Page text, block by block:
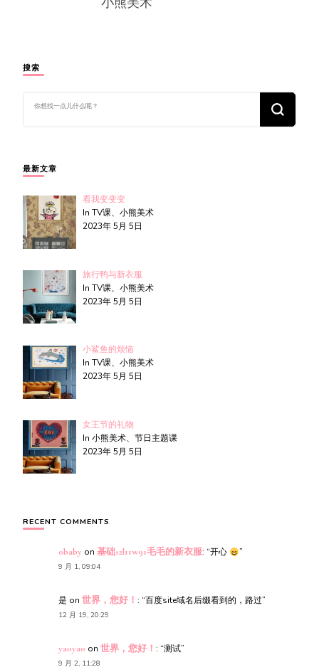
搜索
么
吗?
最新文章
看我变变变
In TV课、小熊美术
2023年 5月 5日
旅行鸭与新衣服
In TV课、小熊美术
2023年 5月 5日
小鲨鱼的烦恼
In TV课、小熊美术
2023年 5月 5日
女王节的礼物
In 小熊美术、节日主题课
2023年 5月 5日
RECENT COMMENTS
obaby on 基础s2l11w91毛毛的新衣服: “开心 ”
9 月 1, 09:04
是 on 世界，您好！ : “百度site域名后缀看到的，路过”
12 月 19, 20:29
yaoyao on 世界，您好！ : “测试”
9 月 2, 11:28